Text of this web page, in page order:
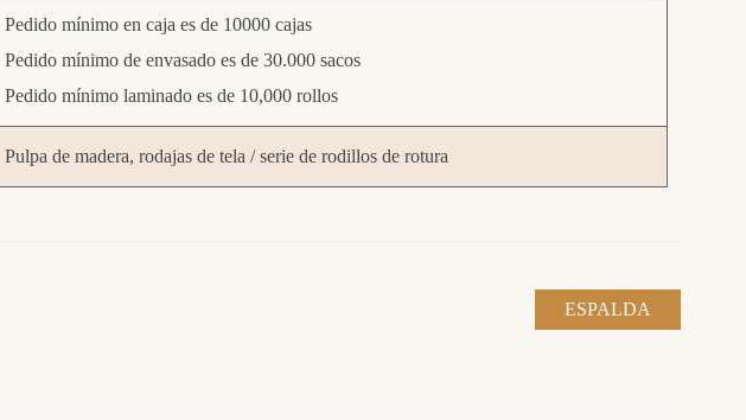
Pedido mínimo en caja es de 10000 cajas
Pedido mínimo de envasado es de 30.000 sacos
Pedido mínimo laminado es de 10,000 rollos
Pulpa de madera, rodajas de tela / serie de rodillos de rotura
ESPALDA